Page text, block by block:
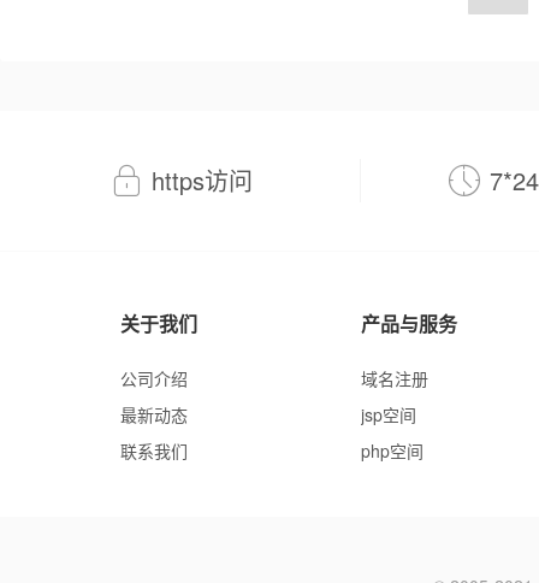
https访问
关于我们
公司介绍
最新动态
联系我们
产品与服务
域名注册
jsp空间
php空间